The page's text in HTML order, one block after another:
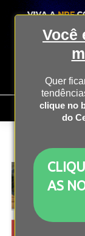
Você
Quer
clique no
do
AS
All
E-
E-